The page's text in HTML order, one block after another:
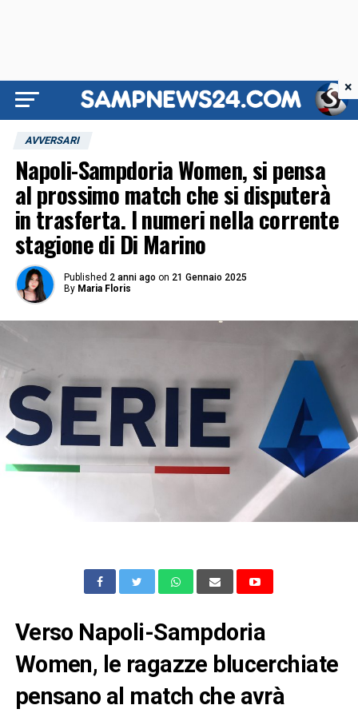
AVVERSARI
Napoli-Sampdoria Women, si pensa
al prossimo match che si disputerà
in trasferta. I numeri nella corrente
stagione di Di Marino
Published 2 anni ago on 21 Gennaio 2025
By Maria Floris
Verso Napoli-Sampdoria
Women, le ragazze blucerchiate
pensano al match che avrà
×